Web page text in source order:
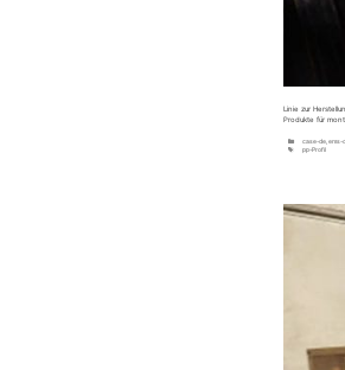
Linie zur
Produkte für
Kategorien
case-de ,ems-
Schlagwörter
pp-Profil